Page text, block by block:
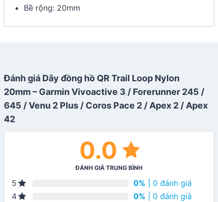
Bề rộng: 20mm
Đánh giá Dây đồng hồ QR Trail Loop Nylon
20mm – Garmin Vivoactive 3 / Forerunner 245 /
645 / Venu 2 Plus / Coros Pace 2 / Apex 2 / Apex
42
0.0
ĐÁNH GIÁ TRUNG BÌNH
5 0% | 0 đánh giá
4
0% | 0 đánh giá